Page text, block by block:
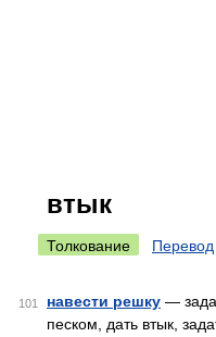
втык
Толкование Перевод
101 навести решку —
песком, дать втык,